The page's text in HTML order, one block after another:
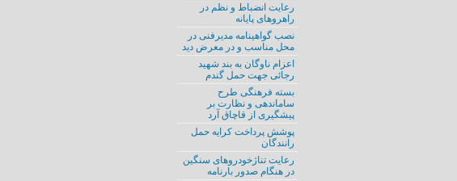
رعایت انضباط و نظم در
راهروهای پایانه
نصب گواهینامه مدیرفنی در
محل مناسب و در معرض دید
اعزام ناوگان به بند شهید
رجائی جهت حمل گندم
بسته فرهنگی طرح
ساماندهی و نظارت بر
پیشگیری از قاچاق آرد
پوشش پرداخت کرایه حمل
رانندگان
رعایت تناژخودروهای سنگین
در هنگام صدور بارنامه